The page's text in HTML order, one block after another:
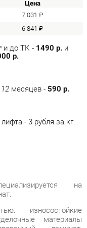
6 841 ₽
месяцев -
- 3 рубля за кг.
материалы
ламинат,
широкий
комплект под